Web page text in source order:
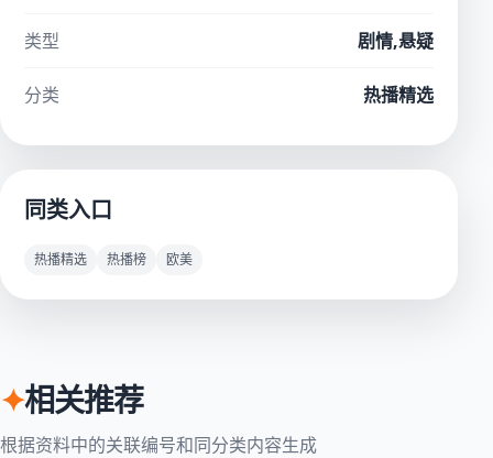
类型 剧情,悬疑
分类 热播精选
同类入口
热播精选 热播榜 欧美
✦相关推荐
根据资料中的关联编号和同分类内容生成